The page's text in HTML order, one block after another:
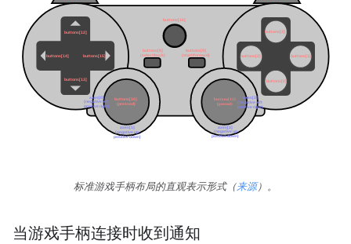
标准游戏手柄布局的直观表示形式（来源）。
当游戏手柄连接时收到通知